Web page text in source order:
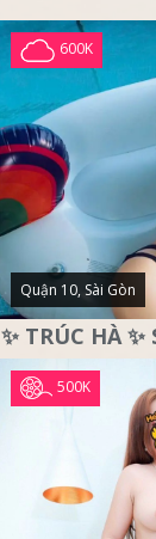
600K
Quận 10, Sài Gòn
✨ TRÚC HÀ
500K